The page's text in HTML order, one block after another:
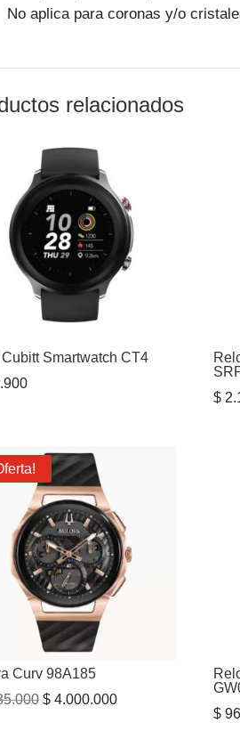
No aplica para coronas y/o
relacionados
Smartwatch CT4
$
Curv 98A185
El
$ 4.000.000El
$